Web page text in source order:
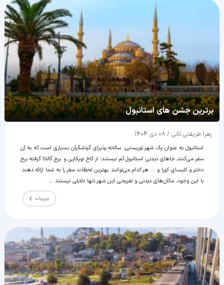
برترین جشن های استانبول
زهرا طریقتی ثانی / 08 دی 1404
استانبول به عنوان یک شهر توریستی، سالانه پذیرای گردشگران بسیاری است که به آن
سفر می‌کنند. جاهای دیدنی استانبول کم نیستند؛ از کاخ توپکاپی و برج گالاتا گرفته برج
دختر و کلیسای کورا و ... هر کدام می‌توانند بهترین لحظات سفر را به شما ارائه دهند.
با این وجود، مکان‌های دیدنی و تفریحی این شهر تنها دلایلی نیستند ...
جزییات